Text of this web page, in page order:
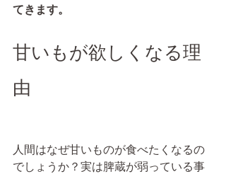
てきます。
甘いもが欲しくなる理
由
人間はなぜ甘いものが食べたくなるの
でしょうか？実は脾蔵が弱っている事